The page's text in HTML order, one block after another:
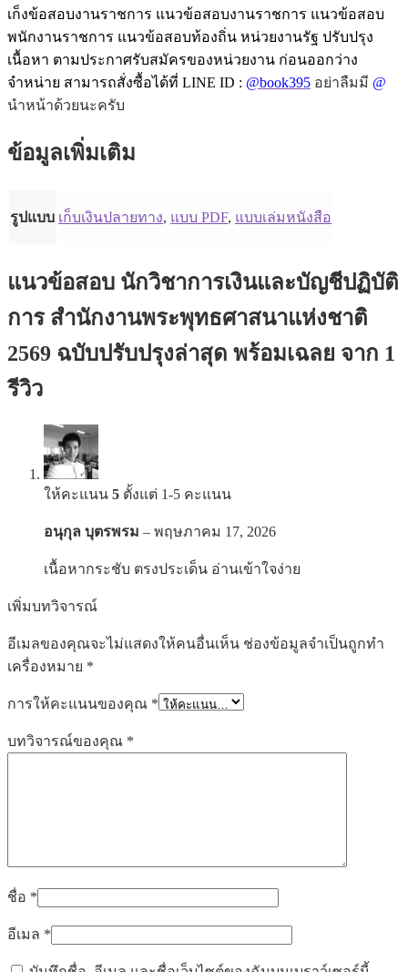
เก็งข้อสอบงานราชการ แนวข้อสอบงานราชการ แนวข้อสอบ
พนักงานราชการ แนวข้อสอบท้องถิ่น หน่วยงานรัฐ ปรับปรุง
เนื้อหา ตามประกาศรับสมัครของหน่วยงาน ก่อนออกว่าง
จำหน่าย สามารถสั่งซื้อได้ที่ LINE ID : @book395 อย่าลืมมี @
นำหน้าด้วยนะครับ
ข้อมูลเพิ่มเติม
รูปแบบ เก็บเงินปลายทาง, แบบ PDF, แบบเล่มหนังสือ
แนวข้อสอบ นักวิชาการเงินและบัญชีปฏิบัติ
การ สำนักงานพระพุทธศาสนาแห่งชาติ
2569 ฉบับปรับปรุงล่าสุด พร้อมเฉลย จาก 1
รีวิว
ให้คะแนน 5 ตั้งแต่ 1-5 คะแนน
อนุกุล บุตรพรม – พฤษภาคม 17, 2026
เนื้อหากระชับ ตรงประเด็น อ่านเข้าใจง่าย
เพิ่มบทวิจารณ์
อีเมลของคุณจะไม่แสดงให้คนอื่นเห็น ช่องข้อมูลจำเป็นถูกทำ
เครื่องหมาย *
การให้คะแนนของคุณ *
บทวิจารณ์ของคุณ *
ชื่อ *
อีเมล *